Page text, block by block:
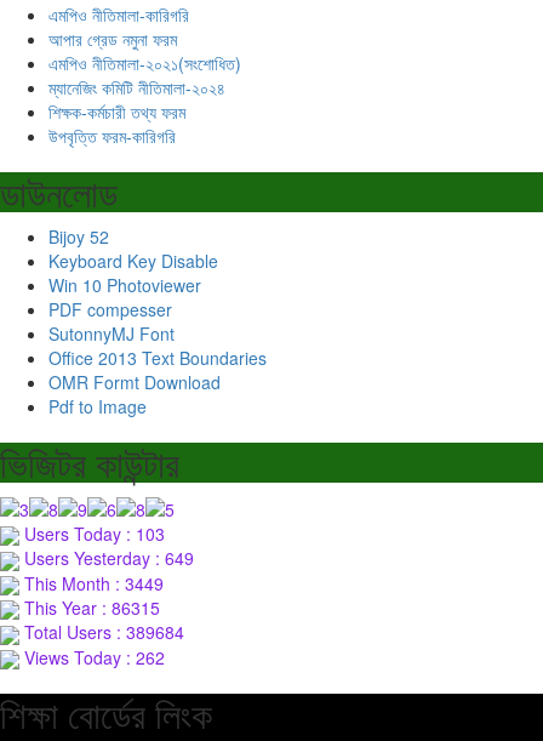
এমপিও নীতিমালা-কারিগরি
আপার গ্রেড নমুনা ফরম
এমপিও নীতিমালা-২০২১(সংশোধিত)
ম্যানেজিং কমিটি নীতিমালা-২০২৪
শিক্ষক-কর্মচারী তথ্য ফরম
উপবৃত্তি ফরম-কারিগরি
ডাউনলোড
Bijoy 52
Keyboard Key Disable
Win 10 Photoviewer
PDF compesser
SutonnyMJ Font
Office 2013 Text Boundaries
OMR Formt Download
Pdf to Image
ভিজিটর কাউন্টার
Users Today : 103
Users Yesterday : 649
This Month : 3449
This Year : 86315
Total Users : 389684
Views Today : 262
শিক্ষা বোর্ডের লিংক